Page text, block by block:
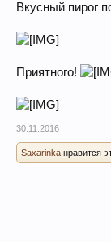
Вкусный пирог
Приятного!
30.11.2016
Saxarinka нравится